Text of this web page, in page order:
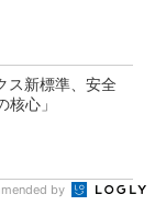
ス新標準、安全
心」
by